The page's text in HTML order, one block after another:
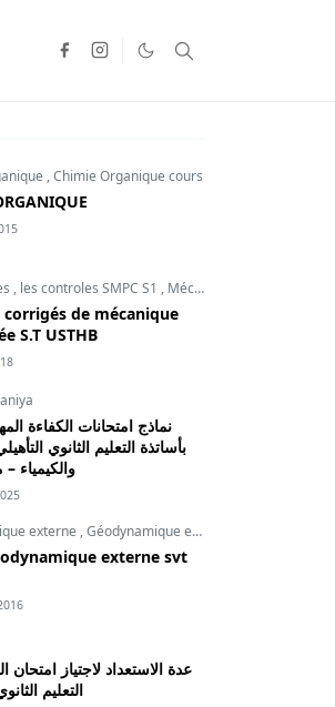
,Chimie Organique cours
, les controles SMPC S1 , Mécanique du point
corrigés de mécanique
S.T USTHB
نماذج امتحانات الكفاءة
بأساتذة التعليم الثانوي
والكيمياء
externe ,Géodynamique externe cours
externe svt
عدة الاستعداد لاجتياز امتحان
التعليم